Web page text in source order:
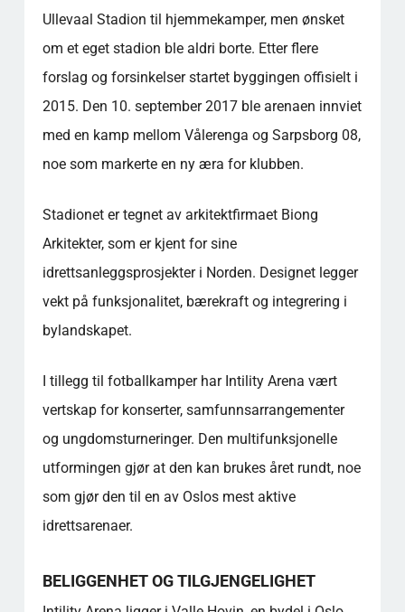
Ullevaal Stadion til hjemmekamper, men ønsket
om et eget stadion ble aldri borte. Etter flere
forslag og forsinkelser startet byggingen offisielt i
2015. Den 10. september 2017 ble arenaen innviet
med en kamp mellom Vålerenga og Sarpsborg 08,
noe som markerte en ny æra for klubben.
Stadionet er tegnet av arkitektfirmaet Biong
Arkitekter, som er kjent for sine
idrettsanleggsprosjekter i Norden. Designet legger
vekt på funksjonalitet, bærekraft og integrering i
bylandskapet.
I tillegg til fotballkamper har Intility Arena vært
vertskap for konserter, samfunnsarrangementer
og ungdomsturneringer. Den multifunksjonelle
utformingen gjør at den kan brukes året rundt, noe
som gjør den til en av Oslos mest aktive
idrettsarenaer.
BELIGGENHET OG TILGJENGELIGHET